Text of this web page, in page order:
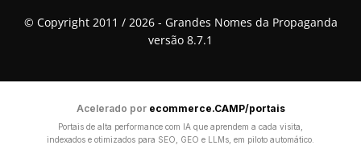
© Copyright 2011 / 2026 - Grandes Nomes da Propaganda
versão 8.7.1
Acelerado por ecommerce.CAMP/portais
Portais de alta performance com IA que aprendem a cada visita,
indexados e otimizados para SEO, GEO e LLMs, em piloto automático.